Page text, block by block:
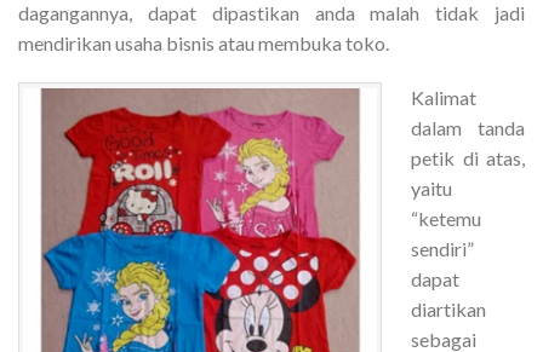
dagangannya, dapat dipastikan anda malah tidak jadi
mendirikan usaha bisnis atau membuka toko.
Kalimat
dalam tanda
petik di atas,
yaitu
“ketemu
sendiri”
dapat
diartikan
sebagai